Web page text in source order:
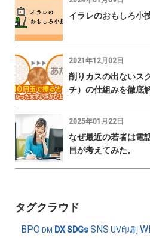
イラレのおもしろ小
2021年12月02日
削りカスの出ないス
チ）の仕組みを徹底
2025年01月22日
なぜ最近の若者は電
目が考えてみた。
タグクラウド
BPO DM DXSDGsSNS UV印刷